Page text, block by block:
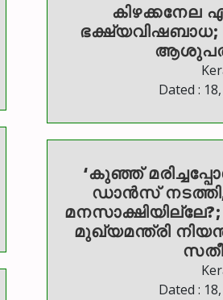
കിഴക്കനേല
ഭക്ഷ്യവിഷബാധ;
Dated :
‘കുഞ്ഞ്
ഡാൻസ്
മുഖ്യമന്ത്രി
Dated :